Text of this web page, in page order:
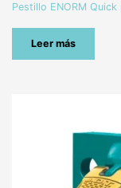
Pestillo ENORM
Leer más